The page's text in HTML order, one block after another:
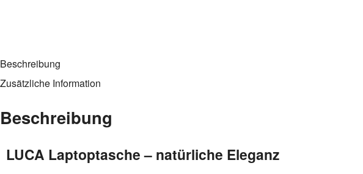
Beschreibung
Zusätzliche Information
Beschreibung
LUCA Laptoptasche – natürliche Eleganz